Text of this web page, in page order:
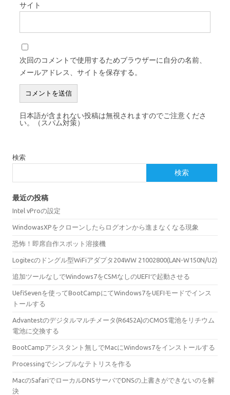
サイト
次回のコメントで使用するためブラウザーに自分の名前、
メールアドレス、サイトを保存する。
日本語が含まれない投稿は無視されますのでご注意くださ
い。（スパム対策）
検索
検索
最近の投稿
Intel vProの設定
WindowasXPをクローンしたらログオンから進まなくなる現象
恐怖！即席自作スポット溶接機
Logitecのドングル型WiFiアダプタ204WW 21002800(LAN-W150N/U2)
追加ツールなしでWindows7をCSMなしのUEFIで起動させる
UefiSevenを使ってBootCampにてWindows7をUEFIモードでインス
トールする
Advantestのデジタルマルチメータ(R6452A)のCMOS電池をリチウム
電池に交換する
BootCampアシスタント無しでMacにWindows7をインストールする
Processingでシンプルなテトリスを作る
MacのSafariでローカルDNSサーバでDNSの上書きができないのを解
決